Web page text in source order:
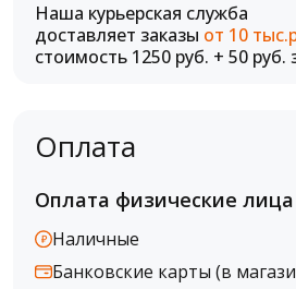
Наша курьерская служба
доставляет заказы от 10
стоимость 1250 руб. + 50 руб.
Оплата
Оплата физические лица
Наличные
Банковские карты (в